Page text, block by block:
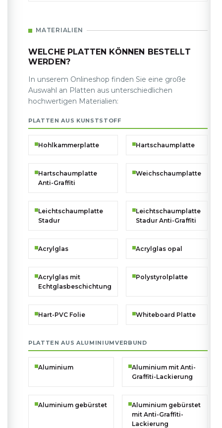
MATERIALIEN
WELCHE PLATTEN KÖNNEN BESTELLT
WERDEN?
In unserem Onlineshop finden Sie eine große
Auswahl an Platten aus unterschiedlichen
hochwertigen Materialien:
PLATTEN AUS KUNSTSTOFF
Hohlkammerplatte Hartschaumplatte
Hartschaumplatte
Anti-Graffiti
Weichschaumplatte
Leichtschaumplatte
Stadur
Leichtschaumplatte
Stadur Anti-Graffiti
Acrylglas Acrylglas opal
Acrylglas mit
Echtglasbeschichtung
Polystyrolplatte
Hart-PVC Folie Whiteboard Platte
PLATTEN AUS ALUMINIUMVERBUND
Aluminium
Aluminium mit Anti-
Graffiti-Lackierung
Aluminium gebürstet
Aluminium gebürstet
mit Anti-Graffiti-
Lackierung